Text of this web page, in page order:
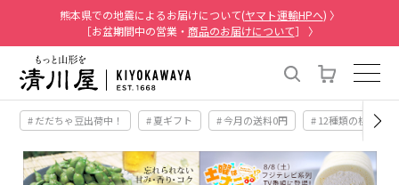
熊本県での地震によるお届けについて(ヤマト運輸HPへ) 〉
［お盆期間中の営業・ 商品のお届けについて］ 〉
# だだちゃ豆出荷中！ # 夏ギフト # 今月の送料0円 # 12種類の桃